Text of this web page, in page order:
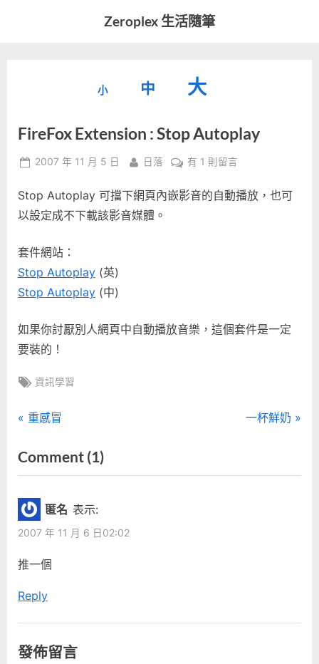
Zeroplex 生活隨筆
發
活
事
小
型
小。
中
重
字
型
大
大
字
型
FireFox Extension : Stop Autoplay
Posted
2007 年 11 月 5 日 By
日落
在
Extension
有 1 則留言
Stop Autoplay 可擋下網頁內嵌影音的自動播放，也可
以設定成不下載該影音媒體。
套件網站：
Stop Autoplay (英)
Stop Autoplay (中)
如果你討厭別人網頁中自動播放音樂，這個套件是一定
要裝的！
Tags:
資訊學習
文
章
導
覽
P
e
v
i
o
u
o
:
重感冒
N
t
一杯鮮奶
Comment (1)on
“FireFox
匿名 表示:
2007 年 11 月 6 日02:02
推一個
Reply
發佈留言